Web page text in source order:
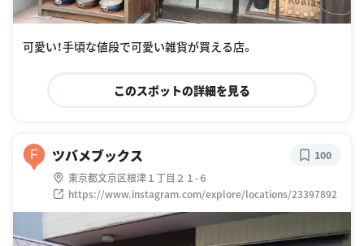
可愛い！手頃な値段で可愛い雑貨が買える店。
このスポットの詳細を見る
F ツバメブックス
東京都文京区根津１丁目２１-６
https://www.instagram.com/explore/locations/23397892
100